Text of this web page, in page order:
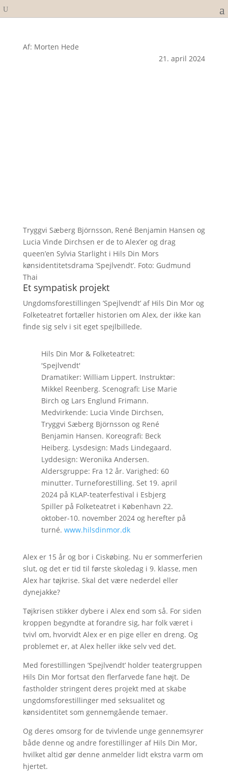
Af: Morten Hede
21. april 2024
Tryggvi Sæberg Björnsson, René Benjamin Hansen og
Lucia Vinde Dirchsen er de to Alex’er og drag
queen’en Sylvia Starlight i Hils Din Mors
kønsidentitetsdrama ’Spejlvendt’. Foto: Gudmund
Thai
Et sympatisk projekt
Ungdomsforestillingen ’Spejlvendt’ af Hils Din Mor og
Folketeatret fortæller historien om Alex, der ikke kan
finde sig selv i sit eget spejlbillede.
Hils Din Mor & Folketeatret:
'Spejlvendt'
Dramatiker: William Lippert. Instruktør:
Mikkel Reenberg. Scenografi: Lise Marie
Birch og Lars Englund Frimann.
Medvirkende: Lucia Vinde Dirchsen,
Tryggvi Sæberg Björnsson og René
Benjamin Hansen. Koreografi: Beck
Heiberg. Lysdesign: Mads Lindegaard.
Lyddesign: Weronika Andersen.
Aldersgruppe: Fra 12 år. Varighed: 60
minutter. Turneforestilling. Set 19. april
2024 på KLAP-teaterfestival i Esbjerg
Spiller på Folketeatret i København 22.
oktober-10. november 2024 og herefter på
turné. www.hilsdinmor.dk
Alex er 15 år og bor i Ciskøbing. Nu er sommerferien
slut, og det er tid til første skoledag i 9. klasse, men
Alex har tøjkrise. Skal det være nederdel eller
dynejakke?
Tøjkrisen stikker dybere i Alex end som så. For siden
kroppen begyndte at forandre sig, har folk været i
tvivl om, hvorvidt Alex er en pige eller en dreng. Og
problemet er, at Alex heller ikke selv ved det.
Med forestillingen ’Spejlvendt’ holder teatergruppen
Hils Din Mor fortsat den flerfarvede fane højt. De
fastholder stringent deres projekt med at skabe
ungdomsforestillinger med seksualitet og
kønsidentitet som gennemgående temaer.
Og deres omsorg for de tvivlende unge gennemsyrer
både denne og andre forestillinger af Hils Din Mor,
hvilket altid gør denne anmelder lidt ekstra varm om
hjertet.